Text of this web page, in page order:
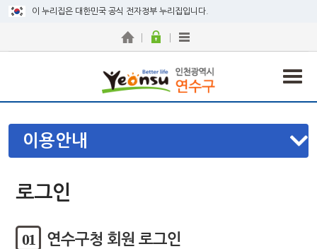
이 누리집은 대한민국 공식 전자정부 누리집입니다.
이용안내
로그인
01 연수구청 회원 로그인